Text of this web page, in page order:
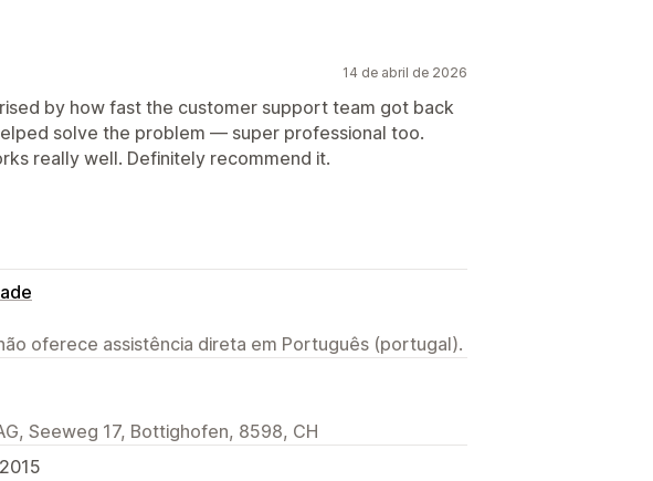
14 de abril de 2026
by how fast the customer support team got back
solve the problem — super professional too.
really well. Definitely recommend it.
oferece assistência direta em Português (portugal).
Seeweg 17, Bottighofen, 8598, CH